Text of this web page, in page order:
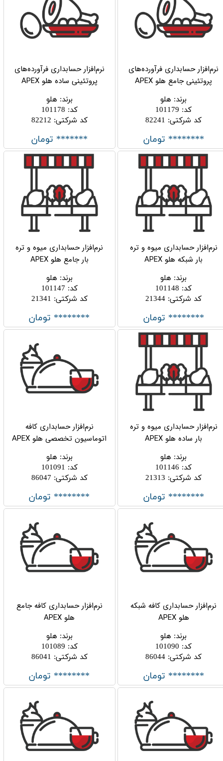
نرم‌افزار حسابداری فرآورده‌های
پروتئینی جامع هلو APEX
برند: هلو
کد:
101179
کد شرکتی:
82241
******** تومان
نرم‌افزار حسابداری فرآورده‌های
پروتئینی ساده هلو APEX
برند: هلو
کد:
101178
کد شرکتی:
82212
******* تومان
نرم‌افزار حسابداری میوه و تره
بار شبکه هلو APEX
برند: هلو
کد:
101148
کد شرکتی:
21344
******** تومان
نرم‌افزار حسابداری میوه و تره
بار جامع هلو APEX
برند: هلو
کد:
101147
کد شرکتی:
21341
******** تومان
نرم‌افزار حسابداری میوه و تره
بار ساده هلو APEX
برند: هلو
کد:
101146
کد شرکتی:
21313
******** تومان
نرم‌افزار حسابداری کافه
اتوماسیون تخصصی هلو APEX
برند: هلو
کد:
101091
کد شرکتی:
86047
******** تومان
نرم‌افزار حسابداری کافه شبکه
هلو APEX
برند: هلو
کد:
101090
کد شرکتی:
86044
******** تومان
نرم‌افزار حسابداری کافه جامع
هلو APEX
برند: هلو
کد:
101089
کد شرکتی:
86041
******** تومان